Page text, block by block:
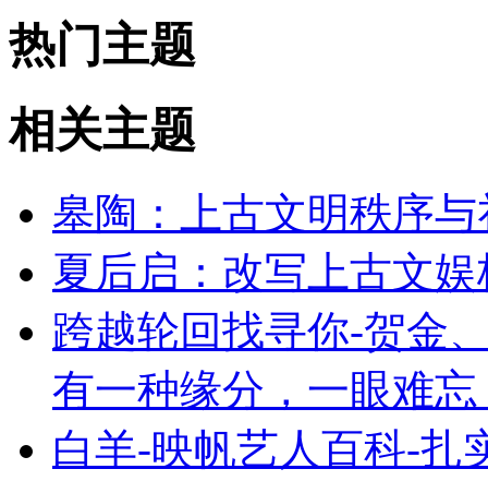
热门主题
相关主题
皋陶：上古文明秩序
夏后启：改写上古文
跨越轮回找寻你-贺金
有一种缘分，一眼难
白羊-映帆艺人百科-扎